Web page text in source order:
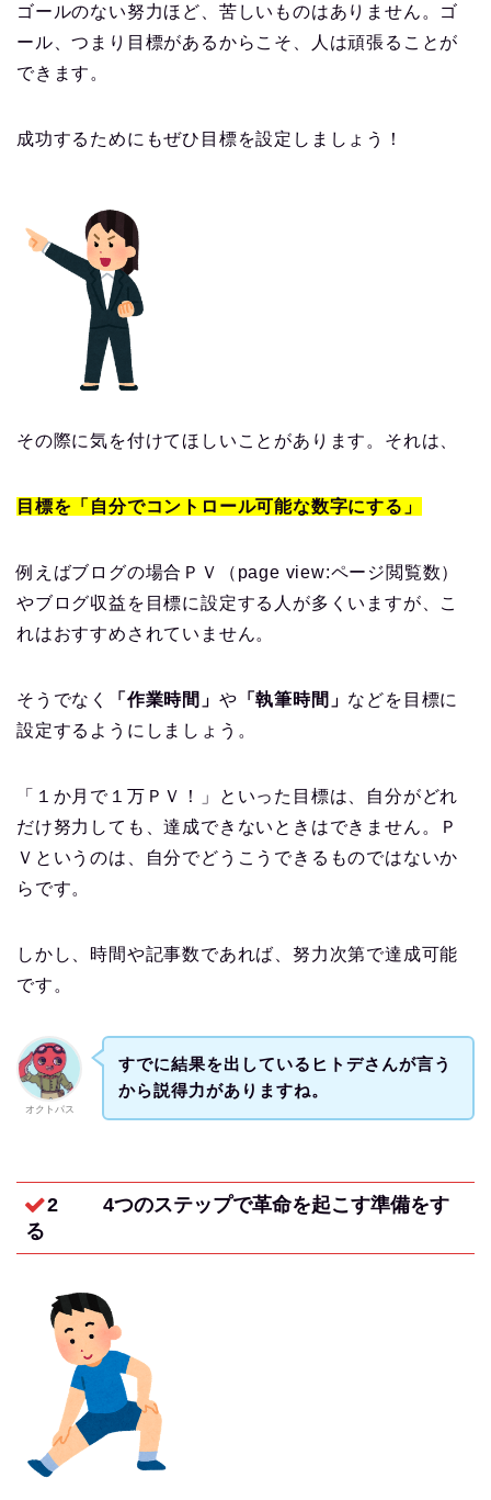
ゴールのない努力ほど、苦しいものはありません。ゴ
ール、つまり目標があるからこそ、人は頑張ることが
できます。
成功するためにもぜひ目標を設定しましょう！
その際に気を付けてほしいことがあります。それは、
目標を「自分でコントロール可能な数字にする」
例えばブログの場合ＰＶ（page view:ページ閲覧数）
やブログ収益を目標に設定する人が多くいますが、こ
れはおすすめされていません。
そうでなく 「作業時間」 や 「執筆時間」 などを目標に
設定するようにしましょう。
「１か月で１万ＰＶ！」といった目標は、自分がどれ
だけ努力しても、達成できないときはできません。Ｐ
Ｖというのは、自分でどうこうできるものではないか
らです。
しかし、時間や記事数であれば、努力次第で達成可能
です。
オクトパス
すでに結果を出しているヒトデさんが言う
から説得力がありますね。
2 4つのステップで革命を起こす準備をす
る